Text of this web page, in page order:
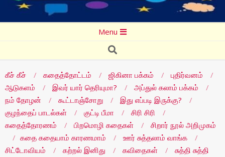
Menu
Search
கீச் கீச் கதைத்தோட்டம் ஜிகினா பக்கம்
புதிர்வனம்
ஆடுகளம்
இவர் யார் தெரியுமா?
அப்துல் கலாம் பக்கம்
நம் தோழன்
கூட்டாஞ்சோறு
இது எப்படி இருக்கு?
குழந்தைப் பாடல்கள்
குட்டி பீமா
சிரி சிரி
கதைத்தோரணம்
பிறமொழி கதைகள்
சிறார் நூல் அறிமுகம்
கதை கதையாம் காரணமாம்
ஊர் சுத்தலாம் வாங்க
சிட்டோவியம்
கற்றல் இனிது கவிதைகள்
சுத்தி சுத்தி